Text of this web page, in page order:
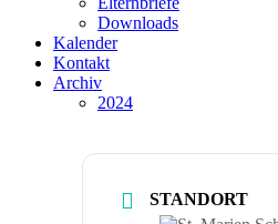
Downloads
Kalender
Kontakt
Archiv
2024
STANDORT